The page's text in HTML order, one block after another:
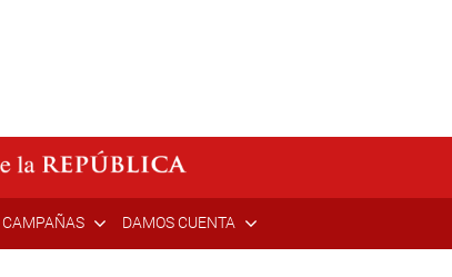
CAMPAÑAS DAMOS CUENTA